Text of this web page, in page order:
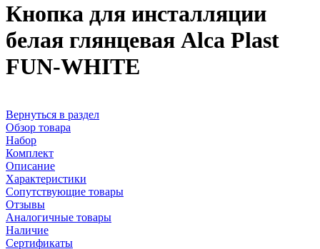
Кнопка для инсталляции
белая глянцевая Alca Plast
FUN-WHITE
Вернуться в раздел
Обзор товара
Набор
Комплект
Описание
Характеристики
Сопутствующие товары
Отзывы
Аналогичные товары
Наличие
Сертификаты